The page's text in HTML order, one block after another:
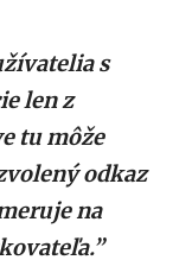
s
len z
tu môže
odkaz
na